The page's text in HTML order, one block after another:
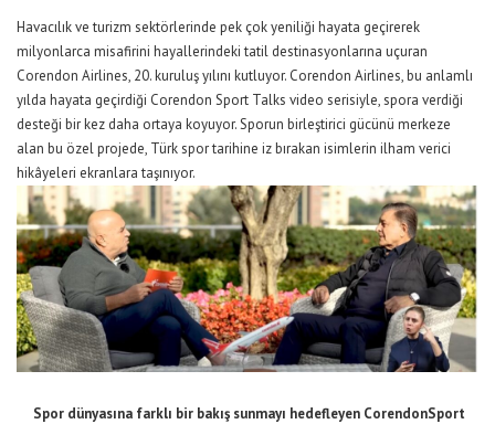
Havacılık ve turizm sektörlerinde pek çok yeniliği hayata geçirerek
milyonlarca misafirini hayallerindeki tatil destinasyonlarına uçuran
Corendon Airlines, 20. kuruluş yılını kutluyor. Corendon Airlines, bu anlamlı
yılda hayata geçirdiği Corendon Sport Talks video serisiyle, spora verdiği
desteği bir kez daha ortaya koyuyor. Sporun birleştirici gücünü merkeze
alan bu özel projede, Türk spor tarihine iz bırakan isimlerin ilham verici
hikâyeleri ekranlara taşınıyor.
Spor dünyasına farklı bir bakış sunmayı hedefleyen CorendonSport